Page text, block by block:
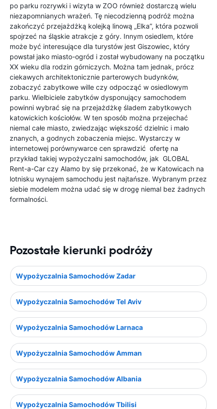
po parku rozrywki i wizyta w ZOO również dostarczą wielu
niezapomnianych wrażeń. Tę niecodzienną podróż można
zakończyć przejażdżką kolejką linową „Elka”, która pozwoli
spojrzeć na śląskie atrakcje z góry. Innym osiedlem, które
może być interesujące dla turystów jest Giszowiec, który
powstał jako miasto-ogród i został wybudowany na początku
XX wieku dla rodzin górniczych. Można tam jednak, prócz
ciekawych architektonicznie parterowych budynków,
zobaczyć zabytkowe wille czy odpocząć w osiedlowym
parku. Wielbiciele zabytków dysponujący samochodem
powinni wybrać się na przejażdżkę śladem zabytkowych
katowickich kościołów. W ten sposób można przejechać
niemal całe miasto, zwiedzając większość dzielnic i mało
znanych, a godnych zobaczenia miejsc. Wystarczy w
internetowej porównywarce cen sprawdzić ofertę na
przykład takiej wypożyczalni samochodów, jak GLOBAL
Rent-a-Car czy Alamo by się przekonać, że w Katowicach na
lotnisku wynajem samochodu jest najtańsze. Wybranym przez
siebie modelem można udać się w drogę niemal bez żadnych
formalności.
Pozostałe kierunki podróży
Wypożyczalnia Samochodów Zadar
Wypożyczalnia Samochodów Tel Aviv
Wypożyczalnia Samochodów Larnaca
Wypożyczalnia Samochodów Amman
Wypożyczalnia Samochodów Albania
Wypożyczalnia Samochodów Tbilisi